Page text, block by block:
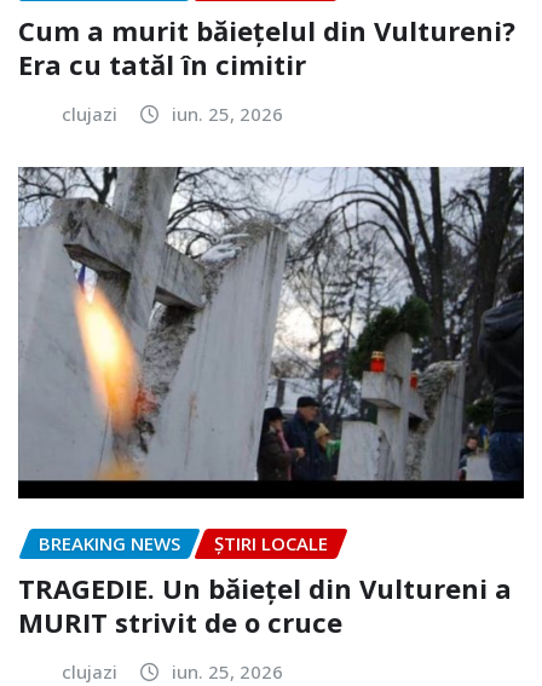
Cum a murit băiețelul din Vultureni?
Era cu tatăl în cimitir
clujazi iun. 25, 2026
BREAKING NEWS ȘTIRI LOCALE
TRAGEDIE. Un băiețel din Vultureni a
MURIT strivit de o cruce
clujazi iun. 25, 2026